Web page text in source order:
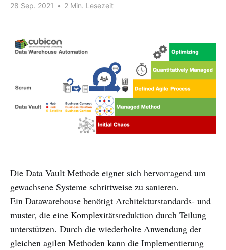
28 Sep. 2021 • 2 Min. Lesezeit
Die Data Vault Methode eignet sich hervorragend um
gewachsene Systeme schrittweise zu sanieren.
Ein Datawarehouse benötigt Architekturstandards- und
muster, die eine Komplexitätsreduktion durch Teilung
unterstützen. Durch die wiederholte Anwendung der
gleichen agilen Methoden kann die Implementierung